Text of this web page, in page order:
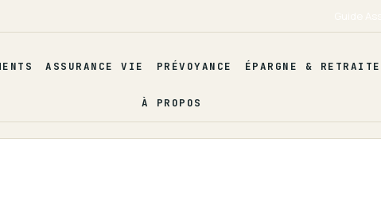
ASSURANCE VIE PRÉVOYANCE ÉPARGNE & RETRAITE
À PROPOS